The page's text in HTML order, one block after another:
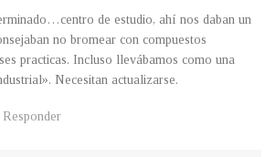
de estudio, ahí nos daban un
no bromear con compuestos
practicas. Incluso llevábamos como una
Necesitan actualizarse.
Responder